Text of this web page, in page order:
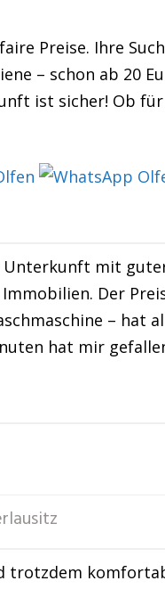
Preise. Ihre
– schon ab 20
ist sicher! Ob
mit
Der
– hat
hat mir
trotzdem